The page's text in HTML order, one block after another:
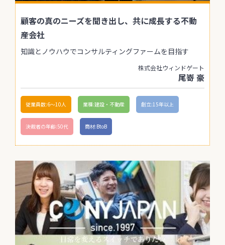
顧客の真のニーズを聞き出し、共に成長する不動
産会社
知識とノウハウでコンサルティングファームを目指す
株式会社ウィンドゲート
尾嵜 豪
従業員数:6～10人 業種:建設・不動産 創立:15年以上
決裁者の年齢:50代 商材:BtoB